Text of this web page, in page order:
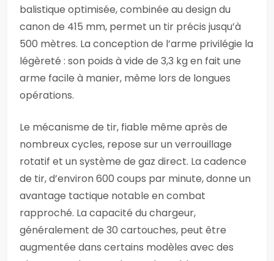
balistique optimisée, combinée au design du
canon de 415 mm, permet un tir précis jusqu’à
500 mètres. La conception de l’arme privilégie la
légèreté : son poids à vide de 3,3 kg en fait une
arme facile à manier, même lors de longues
opérations.
Le mécanisme de tir, fiable même après de
nombreux cycles, repose sur un verrouillage
rotatif et un système de gaz direct. La cadence
de tir, d’environ 600 coups par minute, donne un
avantage tactique notable en combat
rapproché. La capacité du chargeur,
généralement de 30 cartouches, peut être
augmentée dans certains modèles avec des